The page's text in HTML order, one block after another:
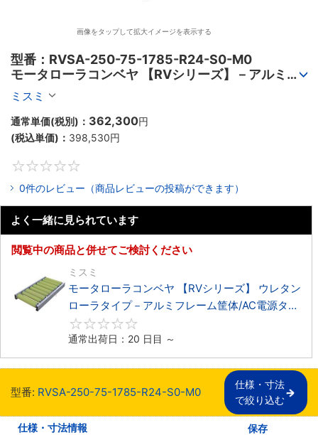
画像をタップして拡大イメージを表示する
型番：RVSA-250-75-1785-R24-S0-M0
モータローラコンベヤ 【RVシリーズ】－アルミフ
レーム筐体/AC電源タイプ－
ミスミ
通常単価(税別)： 362,300円
(税込単価)： 398,530円
0件のレビュー（商品レビューの投稿ができます）
よく一緒に見られています
閲覧中の商品と併せてご検討ください
ミスミ
モータローラコンベヤ 【RVシリーズ】 ウレタン
ローラタイプ－アルミフレーム筐体/AC電源タイ
プ－
通常出荷日：20 日目 ～
型番: RVSA-250-75-1785-R24-S0-M0
仕様・寸法
で絞り込む
仕様・寸法情報 保存